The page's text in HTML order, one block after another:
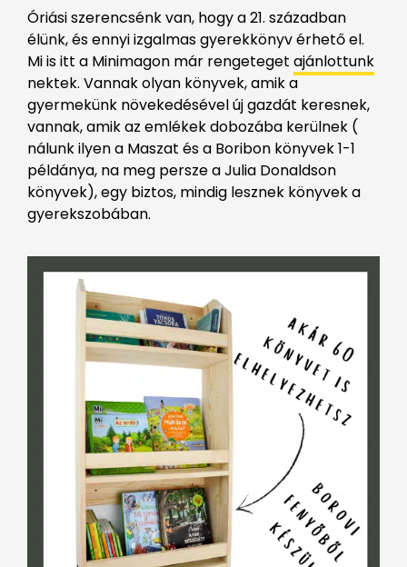
Óriási szerencsénk van, hogy a 21. században
élünk, és ennyi izgalmas gyerekkönyv érhető el.
Mi is itt a Minimagon már rengeteget ajánlottunk
nektek. Vannak olyan könyvek, amik a
gyermekünk növekedésével új gazdát keresnek,
vannak, amik az emlékek dobozába kerülnek (
nálunk ilyen a Maszat és a Boribon könyvek 1-1
példánya, na meg persze a Julia Donaldson
könyvek), egy biztos, mindig lesznek könyvek a
gyerekszobában.